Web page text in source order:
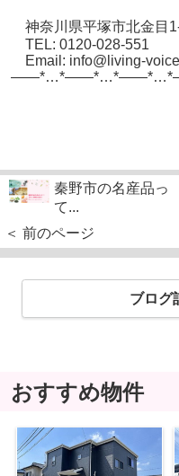
神奈川県平塚市北金目
TEL: 0120-028-551
Email: info@living-
秦野市の名産品っ
て...
＜ 前のページ
ブログ
おすすめ物件